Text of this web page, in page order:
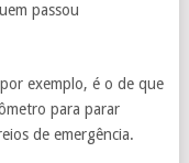
passou
exemplo, é o de que
para parar
de emergência.